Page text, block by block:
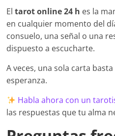
Eltarot online 24 h es la
en cualquier momento del
consuelo, una señal o una
dispuesto a escucharte.
A veces, una sola carta
esperanza.
Habla ahora con un
las respuestas que tu alma